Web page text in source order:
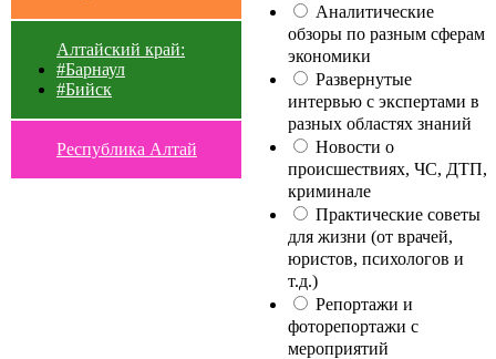
Алтайский край:
#Барнаул
#Бийск
Республика Алтай
Аналитические
обзоры по разным сферам
экономики
Развернутые
интервью с экспертами в
разных областях знаний
Новости о
происшествиях, ЧС, ДТП,
криминале
Практические советы
для жизни (от врачей,
юристов, психологов и
т.д.)
Репортажи и
фоторепортажи с
мероприятий